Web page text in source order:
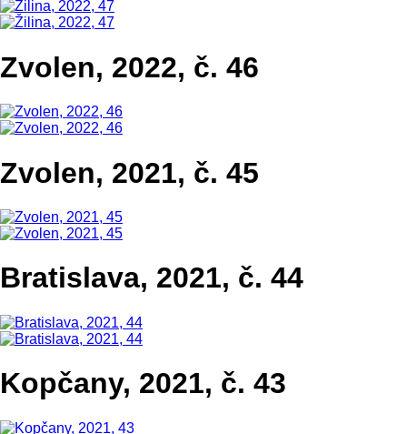
Zvolen, 2022, č. 46
Zvolen, 2021, č. 45
Bratislava, 2021, č. 44
Kopčany, 2021, č. 43